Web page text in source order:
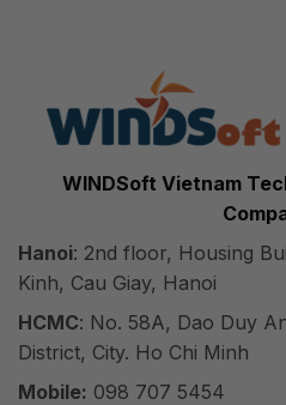
WINDSoft Vietnam
Hanoi: 2nd floor, Housing
Kinh, Cau Giay, Hanoi
HCMC: No. 58A, Dao Duy
District, City. Ho Chi Minh
Mobile: 098 707 5454